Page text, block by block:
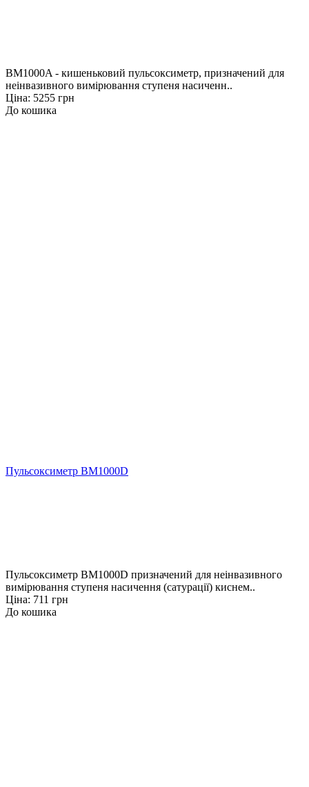
BM1000A - кишеньковий пульсоксиметр, призначений для
неінвазивного вимірювання ступеня насиченн..
Ціна: 5255 грн
До кошика
Пульсоксиметр BM1000D
Пульсоксиметр BM1000D призначений для неінвазивного
вимірювання ступеня насичення (сатурації) киснем..
Ціна: 711 грн
До кошика